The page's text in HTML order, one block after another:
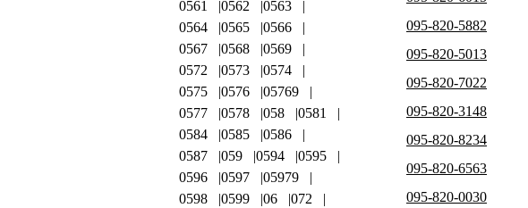
095-820-5882
095-820-5013
095-820-7022
095-820-3148
095-820-8234
095-820-6563
095-820-0030
0561
0562
0563
0564
0565
0566
0567
0568
0569
0572
0573
0574
0575
0576
05769
0577
0578 058
0581
0584
0585
0586
0587
059 0594
0595
0596
0597
05979
0598
0599 06
072